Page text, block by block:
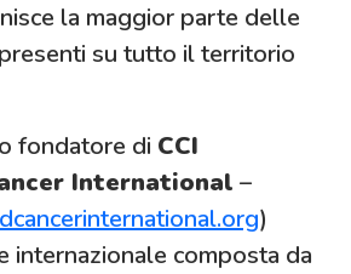
la maggior parte delle
su tutto il territorio
fondatore di CCI
International –
)
internazionale composta da